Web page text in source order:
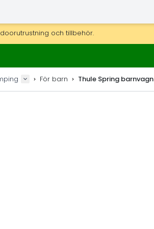
över 2 875 kr.
också tillgängligt.
för träkartor och dekorationer.
För barn Thule Spring barnvagn